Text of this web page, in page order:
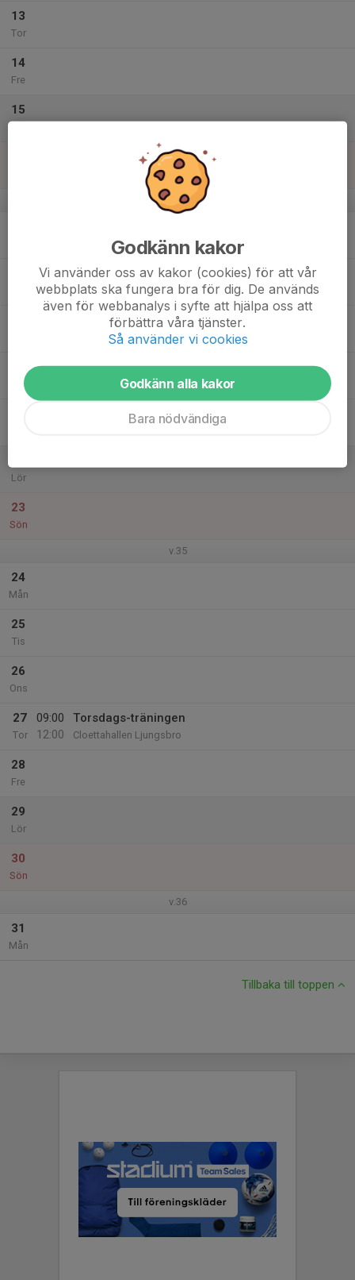
13
Tor
14
Fre
15
v.34
Tor
09:00
Torsdags-träningen
Cloettahallen Ljungsbro
Lör
23
Sön
v.35
24
Mån
25
Tis
26
Ons
27
Tor
09:00
12:00
Torsdags-träningen
Cloettahallen Ljungsbro
28
Fre
29
Lör
30
Sön
v.36
31
Mån
Tillbaka till toppen
Godkänn kakor
Vi använder oss av kakor (cookies) för att vår
webbplats ska fungera bra för dig. De används
även för webbanalys i syfte att hjälpa oss att
förbättra våra tjänster.
Så använder vi cookies
Godkänn alla kakor
Bara nödvändiga